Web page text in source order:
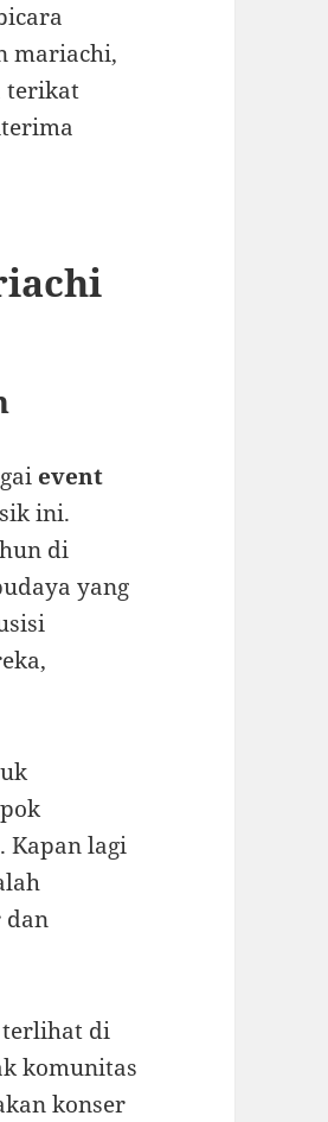
mariachi,
terikat
event
ini.
di
yang
Kapan lagi
dan
terlihat di
komunitas
konser